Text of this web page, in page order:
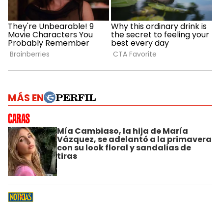
MÁS EN
Mía Cambiaso, la hija de María
Vázquez, se adelantó a la primavera
con su look floral y sandalias de
tiras